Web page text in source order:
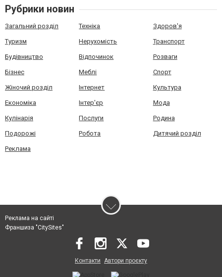
Рубрики новин
Загальний розділ Техніка Здоров'я
Туризм Нерухомість Транспорт
Будівництво Відпочинок Розваги
Бізнес Меблі Спорт
Жіночий розділ Інтернет Культура
Економіка Інтер'єр Мода
Кулінарія Послуги Родина
Подорожі Робота Дитячий розділ
Реклама
Реклама на сайті
Франшиза "CitySites"
Контакти Автори проєкту